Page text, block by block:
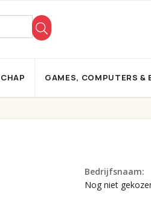
GAMES, COMPUTERS &
Bedrijfsnaam:
Nog niet